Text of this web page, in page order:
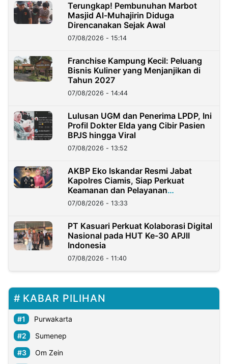
Terungkap! Pembunuhan Marbot
Masjid Al-Muhajirin Diduga
Direncanakan Sejak Awal
07/08/2026 - 15:14
Franchise Kampung Kecil: Peluang
Bisnis Kuliner yang Menjanjikan di
Tahun 2027
07/08/2026 - 14:44
Lulusan UGM dan Penerima LPDP, Ini
Profil Dokter Elda yang Cibir Pasien
BPJS hingga Viral
07/08/2026 - 13:52
AKBP Eko Iskandar Resmi Jabat
Kapolres Ciamis, Siap Perkuat
Keamanan dan Pelayanan
Masyarakat
07/08/2026 - 13:33
PT Kasuari Perkuat Kolaborasi Digital
Nasional pada HUT Ke-30 APJII
Indonesia
07/08/2026 - 11:40
KABAR PILIHAN
Purwakarta
Sumenep
Om Zein